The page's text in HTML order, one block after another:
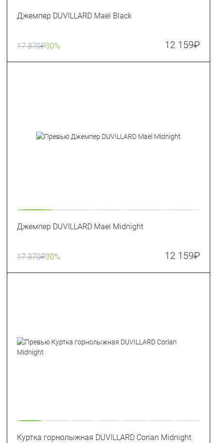
Джемпер DUVILLARD Mael Black
17 370₽30% 12 159₽
Джемпер DUVILLARD Mael Midnight
17 370₽30% 12 159₽
Куртка горнолыжная DUVILLARD Corian Midnight